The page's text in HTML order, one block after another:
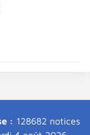
: 128682 notices